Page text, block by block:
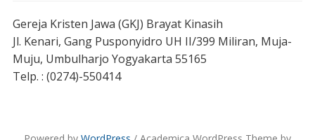
Gereja Kristen Jawa (GKJ) Brayat Kinasih
Jl. Kenari, Gang Pusponyidro UH II/399 Miliran, Muja-
Muju, Umbulharjo Yogyakarta 55165
Telp. : (0274)-550414